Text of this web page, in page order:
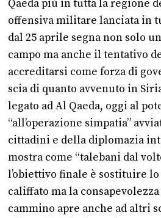
Qaeda più in tutta la regione
offensiva militare lanciata in
dal 25 aprile segna non solo
campo ma anche il tentativo
accreditarsi come forza di
scia di quanto avvenuto in
legato ad Al Qaeda, oggi al
“all’operazione simpatia”
cittadini e della diplomazia
mostra come “talebani dal
l’obiettivo finale è sostituire
califfato ma la
cammino apre anche ad altri